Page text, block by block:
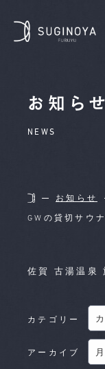
お知らせ
NEWS
お知らせ
GWの貸切サウ
佐賀 古湯温泉
カテゴリー
アーカイブ